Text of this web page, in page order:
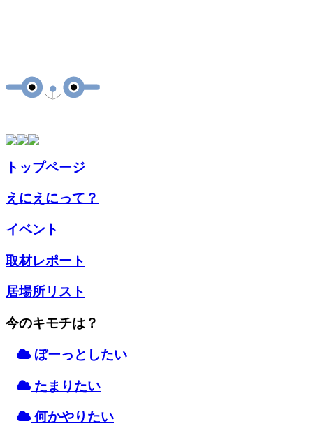
トップページ
えにえにって？
イベント
取材レポート
居場所リスト
今のキモチは？
ぼーっとしたい
たまりたい
何かやりたい